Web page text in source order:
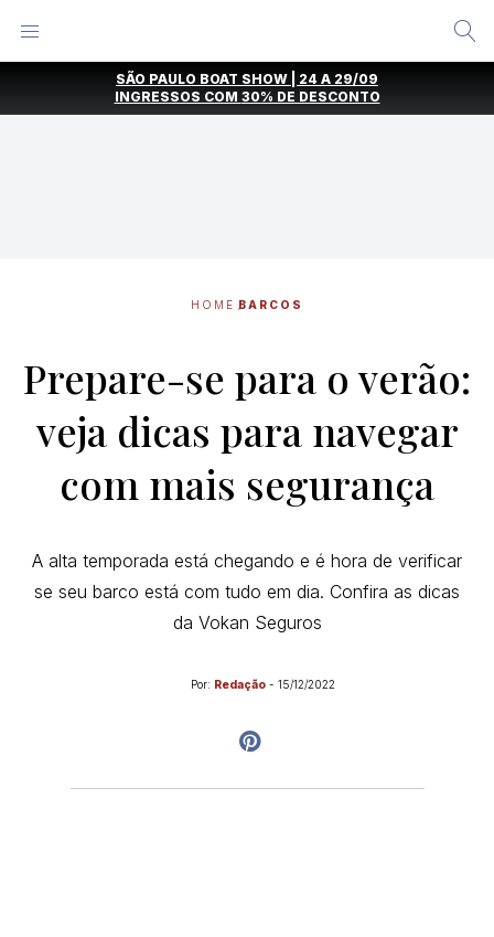
SÃO PAULO BOAT SHOW | 24 A 29/09
INGRESSOS COM 30% DE DESCONTO
HOME BARCOS
Prepare-se para o verão:
veja dicas para navegar
com mais segurança
A alta temporada está chegando e é hora de verificar
se seu barco está com tudo em dia. Confira as dicas
da Vokan Seguros
Por: Redação - 15/12/2022